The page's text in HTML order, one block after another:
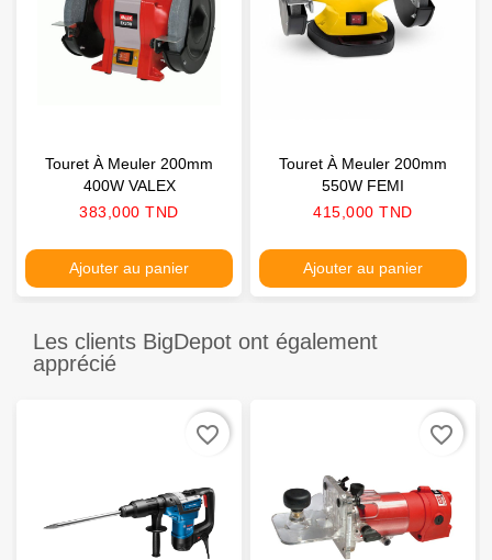
Touret À Meuler 200mm
400W VALEX
Prix
383,000 TND
Ajouter au panier
Touret À Meuler 200mm
550W FEMI
Prix
415,000 TND
Ajouter au panier
Les clients BigDepot ont également
apprécié
favorite_border favorite_border